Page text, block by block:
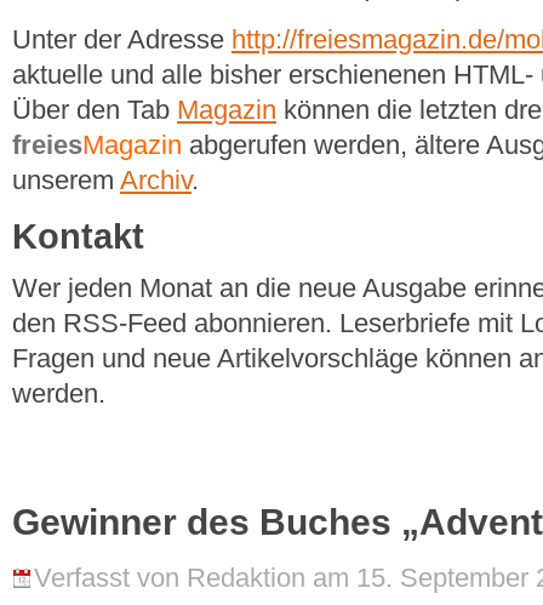
Unter der Adresse http://freiesmagazin.de/
aktuelle und alle bisher erschienenen
Über den Tab Magazin können die letzten
freiesMagazin abgerufen werden, ältere
unserem Archiv.
Kontakt
Wer jeden Monat an die neue Ausgabe
den RSS-Feed abonnieren. Leserbriefe mit
Fragen und neue Artikelvorschläge können
werden.
Gewinner des Buches
Verfasst von Redaktion am 15. September